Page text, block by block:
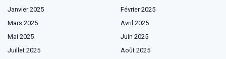
Janvier 2025
Février 2025
Mars 2025
Avril 2025
Mai 2025
Juin 2025
Juillet 2025
Août 2025